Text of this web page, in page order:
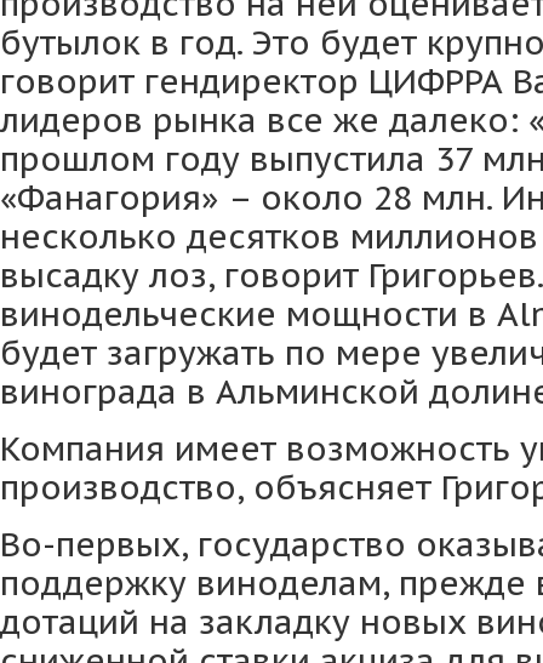
бутылок в год. Это будет
говорит гендиректор ЦИФРРА
лидеров рынка все же далеко:
прошлом году выпустила 37
«Фанагория» – около 28 млн.
несколько десятков
высадку лоз, говорит
винодельческие мощности в
будет загружать по мере
винограда в Альминской
Компания имеет возможность
производство, объясняет
Во-первых, государство
поддержку виноделам, прежде
дотаций на закладку новых